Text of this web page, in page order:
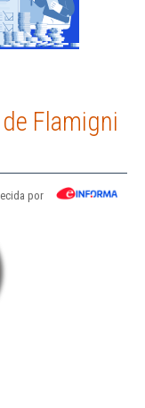
Flamigni
por